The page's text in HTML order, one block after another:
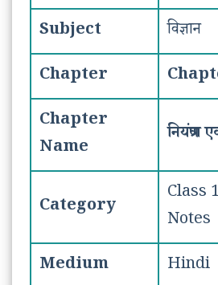
Subject
विज्ञान
Chapter
Chapter
Name
नियंत्रण
Category
Class
Notes
Medium
Hindi